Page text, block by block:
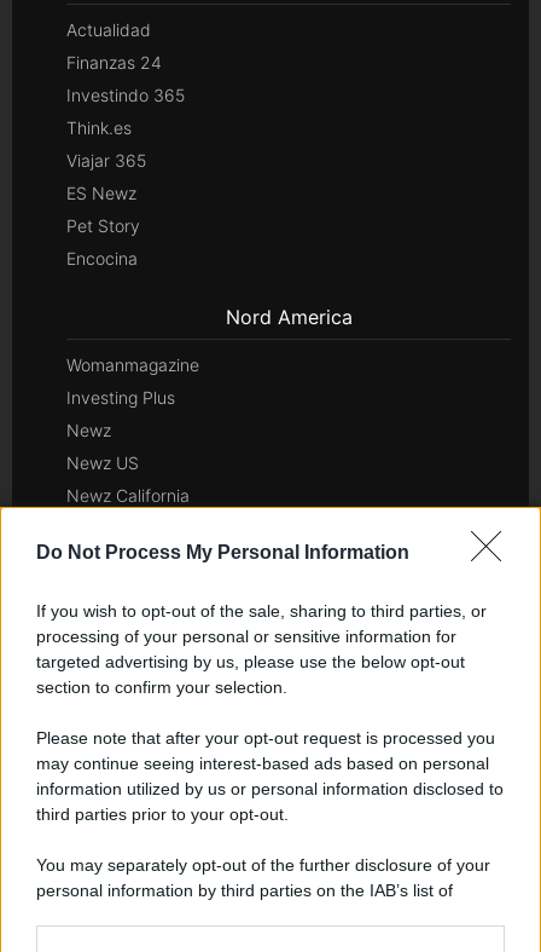
Do Not Process My Personal Information
If you wish to opt-out of the sale, sharing to third parties, or
processing of your personal or sensitive information for
targeted advertising by us, please use the below opt-out
section to confirm your selection.
Please note that after your opt-out request is processed you
may continue seeing interest-based ads based on personal
information utilized by us or personal information disclosed to
third parties prior to your opt-out.
You may separately opt-out of the further disclosure of your
personal information by third parties on the IAB’s list of
Actualidad
Finanzas 24
Investindo 365
Think.es
Viajar 365
ES Newz
Pet Story
Encocina
Nord America
Womanmagazine
Investing Plus
Newz
Newz US
Newz California
Newz Florida
Newz Pennsylvania
Newz Illinois
Newz Ohio
Hig Tech Mag
Scoop Mag
Lgbtqia News
Motors Magazine 365
Day Travel 365